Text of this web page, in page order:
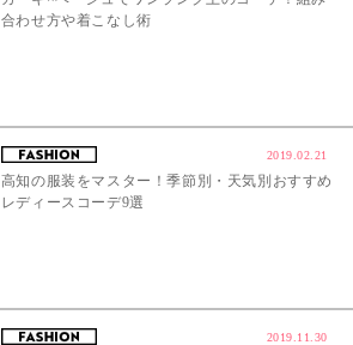
合わせ方や着こなし術
2019.02.21
高知の服装をマスター！季節別・天気別おすすめ
レディースコーデ9選
2019.11.30